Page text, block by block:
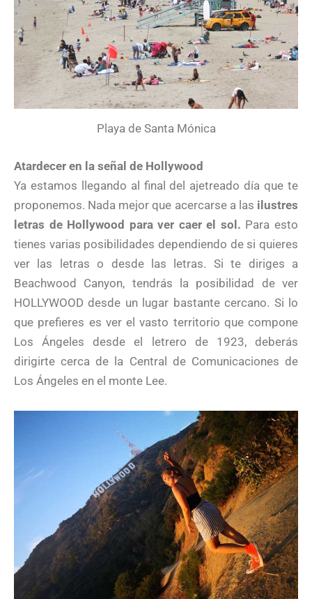
Playa de Santa Mónica
Atardecer en la señal de Hollywood
Ya estamos llegando al final del ajetreado día que te
proponemos. Nada mejor que acercarse a las ilustres
letras de Hollywood para ver caer el sol. Para esto
tienes varias posibilidades dependiendo de si quieres
ver las letras o desde las letras. Si te diriges a
Beachwood Canyon, tendrás la posibilidad de ver
HOLLYWOOD desde un lugar bastante cercano. Si lo
que prefieres es ver el vasto territorio que compone
Los Ángeles desde el letrero de 1923, deberás
dirigirte cerca de la Central de Comunicaciones de
Los Ángeles en el monte Lee.